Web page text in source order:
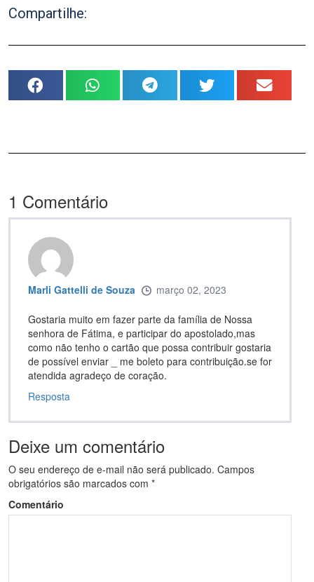
Compartilhe:
1 Comentário
Marli Gattelli de Souza março 02, 2023
Gostaria muito em fazer parte da família de Nossa
senhora de Fátima, e participar do apostolado,mas
como não tenho o cartão que possa contribuir gostaria
de possível enviar _ me boleto para contribuição.se for
atendida agradeço de coração.
Resposta
Deixe um comentário
O seu endereço de e-mail não será publicado. Campos
obrigatórios são marcados com *
Comentário